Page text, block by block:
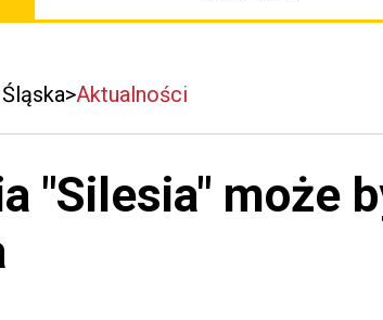
Aktualności
"Silesia" może